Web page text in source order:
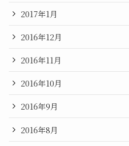
2017年1月
2016年12月
2016年11月
2016年10月
2016年9月
2016年8月